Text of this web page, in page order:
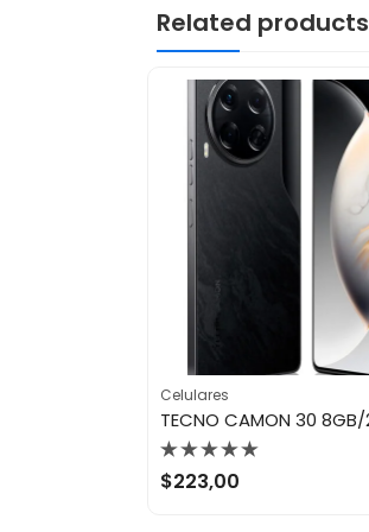
Related products
Celulares
Valorado
con
$223,00